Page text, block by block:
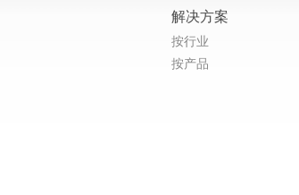
解决方案
按行业
按产品